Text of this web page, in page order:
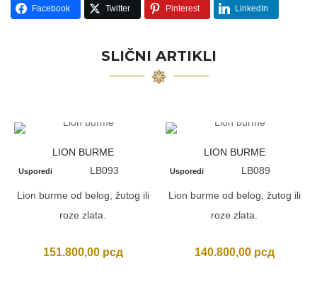
Facebook Twitter Pinterest LinkedIn
SLIČNI ARTIKLI
LION BURME
Usporedi LB093
Lion burme od belog, žutog ili
roze zlata.
151.800,00 рсд
LION BURME
Usporedi LB089
Lion burme od belog, žutog ili
roze zlata.
140.800,00 рсд